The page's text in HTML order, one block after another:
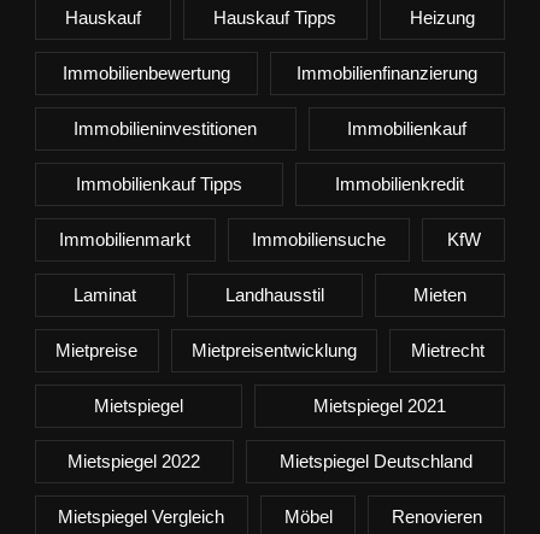
Hauskauf Hauskauf Tipps Heizung
Immobilienbewertung Immobilienfinanzierung
Immobilieninvestitionen Immobilienkauf
Immobilienkauf Tipps Immobilienkredit
Immobilienmarkt Immobiliensuche KfW
Laminat Landhausstil Mieten
Mietpreise Mietpreisentwicklung Mietrecht
Mietspiegel Mietspiegel 2021
Mietspiegel 2022 Mietspiegel Deutschland
Mietspiegel Vergleich Möbel Renovieren